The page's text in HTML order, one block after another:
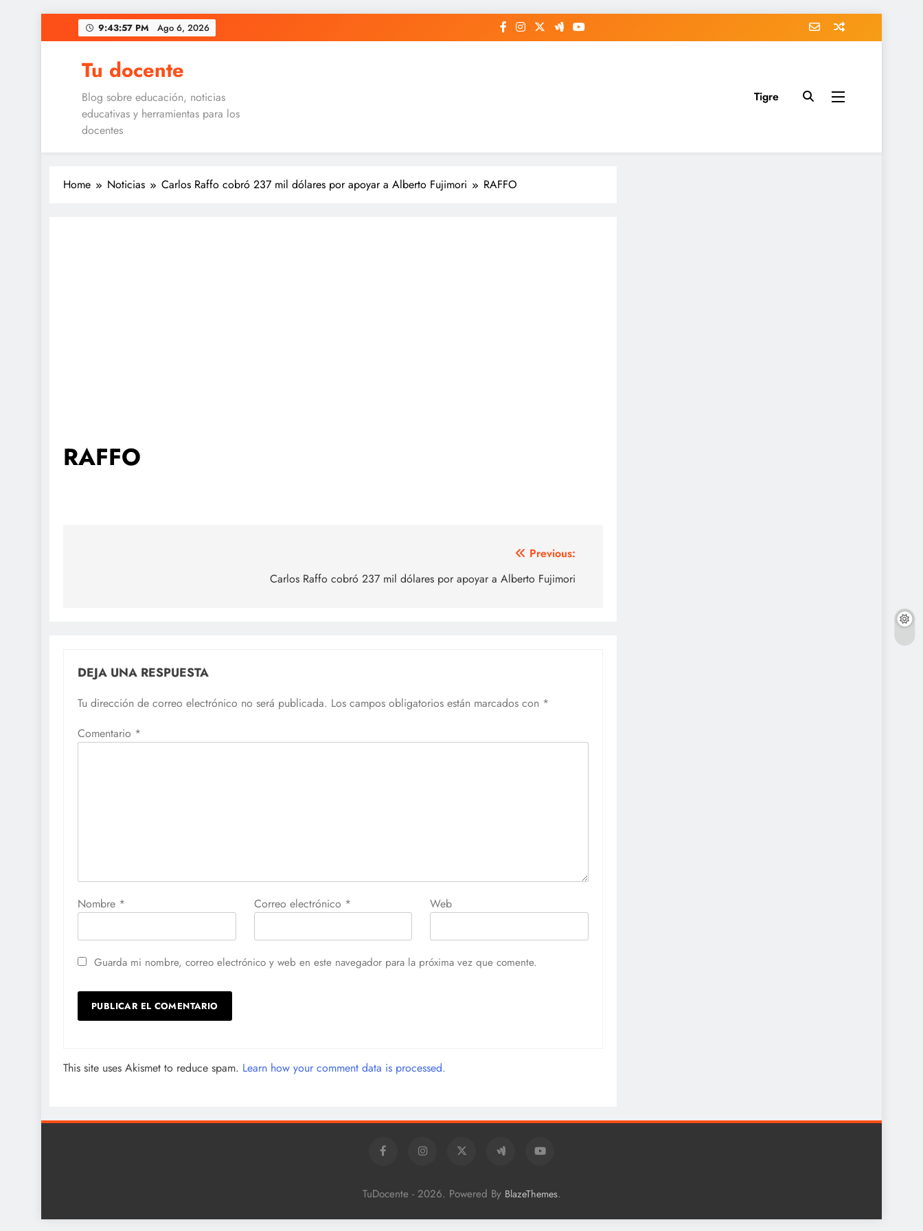
to
9:43:57 PM Ago 6, 2026
Tu docente
Blog sobre educación, noticias
educativas y herramientas para los
docentes
Tigre
Home Noticias Carlos Raffo cobró 237 mil dólares por apoyar a Alberto Fujimori RAFFO
RAFFO
Previous:
Carlos Raffo cobró 237 mil dólares por apoyar a Alberto Fujimori
DEJA UNA RESPUESTA
Tu dirección de correo electrónico no será publicada. Los campos obligatorios están marcados con *
Comentario *
Nombre * Correo electrónico * Web
Guarda mi nombre, correo electrónico y web en este navegador para la próxima vez que comente.
This site uses Akismet to reduce spam. Learn how your comment data is processed.
TuDocente - 2026. Powered By BlazeThemes.